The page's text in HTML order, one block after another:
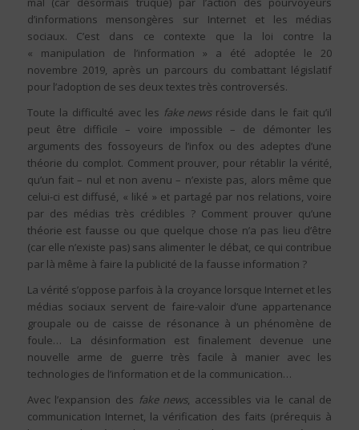
d’informations mensongères sur Internet et les médias
sociaux. C’est dans ce contexte que la loi contre la
« manipulation de l’information » a été adoptée le 20
novembre 2019, après un parcours du combattant législatif
pour l’adoption de ses deux textes très controversés.
Toute la difficulté avec les fake newsréside dans le fait qu’il
peut être difficile – voire impossible – de démonter les
arguments des fossoyeurs de l’infox ou des adeptes d’une
théorie du complot. Comment prouver, pour rétablir la vérité,
qu’un fait – nul et non avenu – n’existe pas, alors même que
celui-ci est diffusé, « liké » et partagé par nos relations, voire
par des médias très crédibles ? Comment prouver qu’une
théorie est fausse ou que quelque chose n’a pas lieu d’être
(car elle n’existe pas) sans alimenter le débat, ce qui contribue
par là même à faire la publicité de la fausse information ?
La vérité s’oppose parfois à la croyance lorsque Internet et les
médias sociaux servent de faire-valoir d’une appartenance
groupale ou de caisse de résonance à un phénomène de
foule… La désinformation est finalement devenue une
nouvelle arme de guerre très facile à manier avec les
technologies de l’information et de la communication…
Avec l’expansion des fake news, accessibles via le canal de
communication Internet, la vérification des faits (prérequis à